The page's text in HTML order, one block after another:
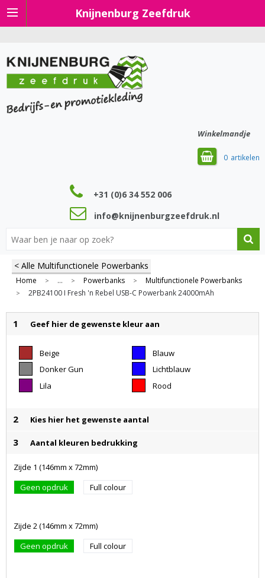
Knijnenburg Zeefdruk
Winkelmandje
0
+31 (0)6 34 552 006
info@knijnenburgzeefdruk.nl
< Alle Multifunctionele Powerbanks
Home > ... > Powerbanks > Multifunctionele Powerbanks
> 2PB24100 I Fresh 'n Rebel USB-C Powerbank 24000mAh
1 Geef hier de gewenste kleur aan
Beige
Blauw
Donker Gun
Metal
Lichtblauw
Lila
Rood
2 Kies hier het gewenste aantal
3 Aantal kleuren bedrukking
Zijde 1 (146mm x 72mm)
Geen opdruk
Full colour
Zijde 2 (146mm x 72mm)
Geen opdruk
Full colour